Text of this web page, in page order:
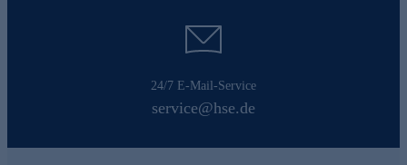
24/7 E-Mail-Service
service@hse.de